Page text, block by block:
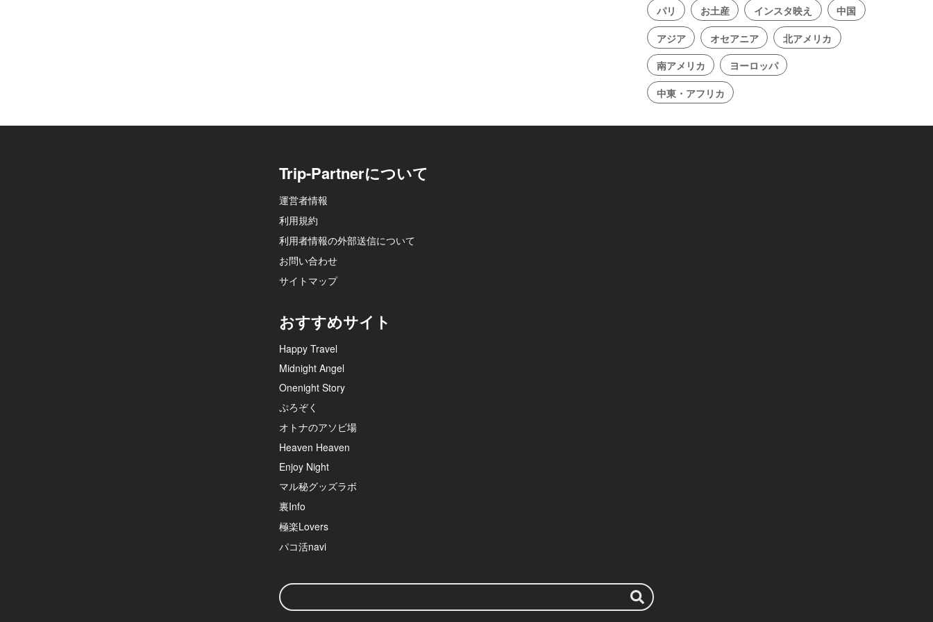
パリ お土産 インスタ映え
中国
アジア
オセアニア
北アメリカ
南アメリカ
ヨーロッパ
中東・アフリカ
Trip-Partnerについて
運営者情報
利用規約
利用者情報の外部送信について
お問い合わせ
サイトマップ
おすすめサイト
Happy Travel
Midnight Angel
Onenight Story
ぷろぞく
オトナのアソビ場
Heaven Heaven
Enjoy Night
マル秘グッズラボ
裏Info
極楽Lovers
パコ活navi
検
索